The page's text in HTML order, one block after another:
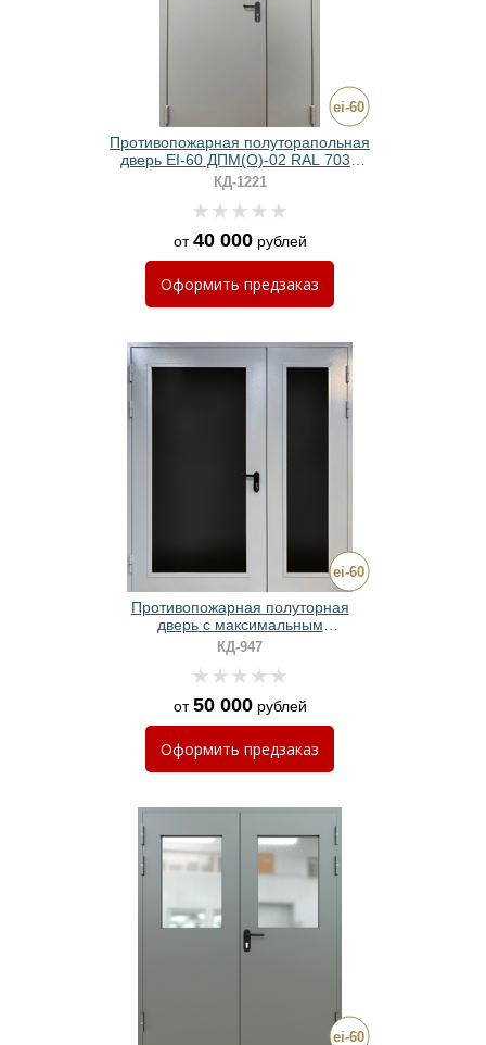
Противопожарная полуторапольная
дверь EI-60 ДПМ(О)-02 RAL 7035
серая с прямоугольным стеклом
КД-1221
от40 000рублей
Оформить предзаказ
Противопожарная полуторная
дверь с максимальным
остеклением
КД-947
от50 000рублей
Оформить предзаказ